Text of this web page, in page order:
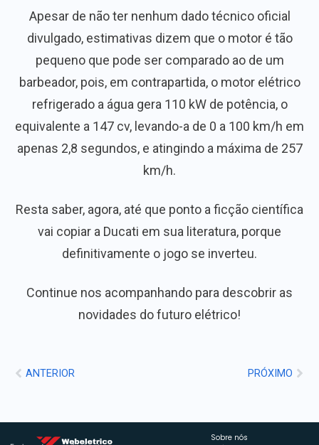
Apesar de não ter nenhum dado técnico oficial
divulgado, estimativas dizem que o motor é tão
pequeno que pode ser comparado ao de um
barbeador, pois, em contrapartida, o motor elétrico
refrigerado a água gera 110 kW de potência, o
equivalente a 147 cv, levando-a de 0 a 100 km/h em
apenas 2,8 segundos, e atingindo a máxima de 257
km/h.
Resta saber, agora, até que ponto a ficção científica
vai copiar a Ducati em sua literatura, porque
definitivamente o jogo se inverteu.
Continue nos acompanhando para descobrir as
novidades do futuro elétrico!
ANTERIOR PRÓXIMO
Sobre nós